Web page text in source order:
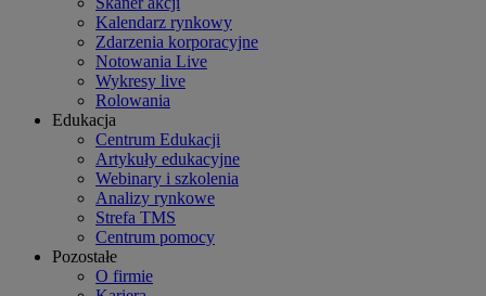
Kalendarz rynkowy
Zdarzenia korporacyjne
Notowania Live
Wykresy live
Rolowania
Edukacja
Centrum Edukacji
Artykuły edukacyjne
Webinary i szkolenia
Analizy rynkowe
Strefa TMS
Centrum pomocy
Pozostałe
O firmie